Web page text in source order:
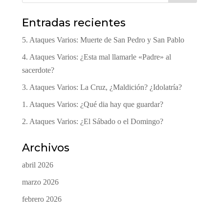
Entradas recientes
5. Ataques Varios: Muerte de San Pedro y San Pablo
4. Ataques Varios: ¿Esta mal llamarle «Padre» al
sacerdote?
3. Ataques Varios: La Cruz, ¿Maldición? ¿Idolatría?
1. Ataques Varios: ¿Qué dia hay que guardar?
2. Ataques Varios: ¿El Sábado o el Domingo?
Archivos
abril 2026
marzo 2026
febrero 2026